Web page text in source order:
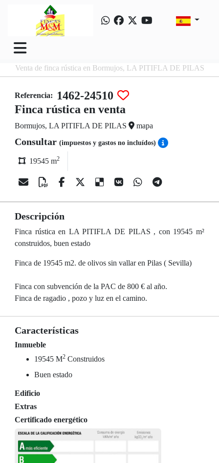
Venta de finca rústica en Bormujos, LA PITIFLA DE PILAS
Referencia:
1462-24510
Finca rústica en venta
Bormujos, LA PITIFLA DE PILAS mapa
Consultar (impuestos y gastos no incluídos)
19545 m2
Descripción
Finca rústica en LA PITIFLA DE PILAS , con 19545 m²
construidos, buen estado
Finca de 19545 m2. de olivos sin vallar en Pilas ( Sevilla)
Finca con subvención de la PAC de 800 € al año.
Finca de ragadio , pozo y luz en el camino.
Características
Inmueble
19545 M2 Construidos
Buen estado
Edificio
Extras
Certificado energético